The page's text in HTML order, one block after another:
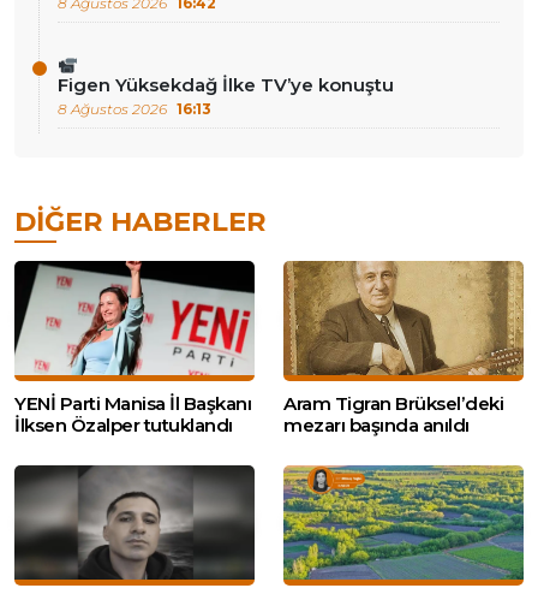
Figen Yüksekdağ İlke TV’ye konuştu
8 Ağustos 2026 16:13
DIĞER HABERLER
YENİ Parti Manisa İl Başkanı
İlksen Özalper tutuklandı
Aram Tigran Brüksel’deki
mezarı başında anıldı